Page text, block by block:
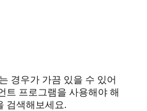
경우가 가끔 있을 수 있어
트 프로그램을 사용해야 해
검색해보세요.